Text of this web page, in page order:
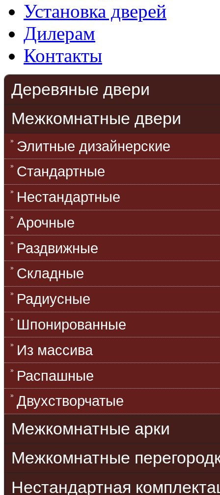
Установка дверей
Дилерам
Контакты
Деревяные двери
Межкомнатные двери
Элитные дизайнерские
Стандартные
Нестандартные
Арочные
Раздвижные
Складные
Радиусные
Шпонированные
Из массива
Распашные
Двухстворчатые
Межкомнатные арки
Межкомнатные
Нестандартная